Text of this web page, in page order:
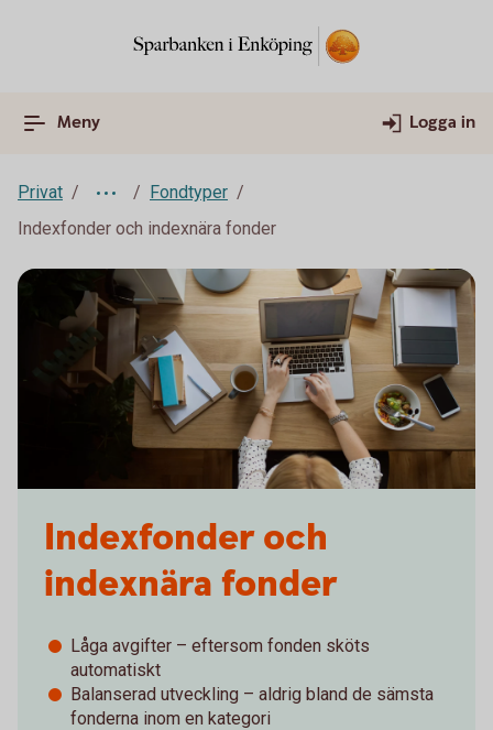
Meny Logga in
Privat
Fondtyper
Indexfonder och indexnära fonder
Indexfonder och
indexnära fonder
Låga avgifter – eftersom fonden sköts
automatiskt
Balanserad utveckling – aldrig bland de sämsta
fonderna inom en kategori